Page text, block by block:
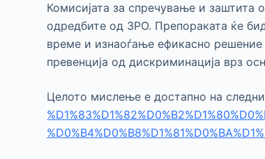
Комисијата за спречување и заштита
одредбите од ЗРО. Препораката ќе
време и изнаоѓање ефикасно решение
превенција од дискриминација врз
Целото мислење е достапно на